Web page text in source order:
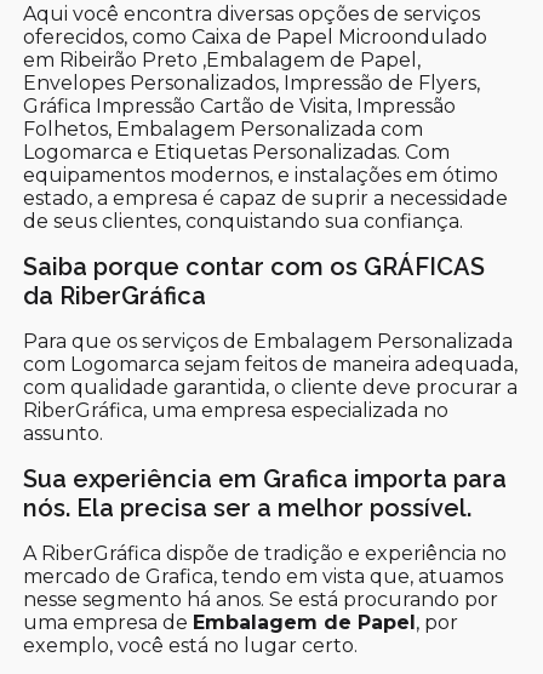
Aqui você encontra diversas opções de serviços
oferecidos, como Caixa de Papel Microondulado
em Ribeirão Preto ,Embalagem de Papel,
Envelopes Personalizados, Impressão de Flyers,
Gráfica Impressão Cartão de Visita, Impressão
Folhetos, Embalagem Personalizada com
Logomarca e Etiquetas Personalizadas. Com
equipamentos modernos, e instalações em ótimo
estado, a empresa é capaz de suprir a necessidade
de seus clientes, conquistando sua confiança.
Saiba porque contar com os GRÁFICAS
da RiberGráfica
Para que os serviços de Embalagem Personalizada
com Logomarca sejam feitos de maneira adequada,
com qualidade garantida, o cliente deve procurar a
RiberGráfica, uma empresa especializada no
assunto.
Sua experiência em Grafica importa para
nós. Ela precisa ser a melhor possível.
A RiberGráfica dispõe de tradição e experiência no
mercado de Grafica, tendo em vista que, atuamos
nesse segmento há anos. Se está procurando por
uma empresa de Embalagem de Papel, por
exemplo, você está no lugar certo.